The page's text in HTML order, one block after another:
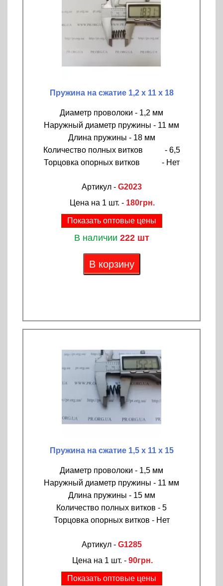
Пружина на сжатие 1,2 х 11 х 18
Диаметр проволоки - 1,2 мм
Наружный диаметр пружины - 11 мм
Длина пружины - 18 мм
Количество полных витков - 6,5
Торцовка опорных витков - Нет
Артикул - G2023
Цена на 1 шт. - 180грн.
Показать оптовые цены
В наличии 222 шт
В корзину
Пружина на сжатие 1,5 х 11 х 15
Диаметр проволоки - 1,5 мм
Наружный диаметр пружины - 11 мм
Длина пружины - 15 мм
Количество полных витков - 5
Торцовка опорных витков - Нет
Артикул - G1285
Цена на 1 шт. - 90грн.
Показать оптовые цены